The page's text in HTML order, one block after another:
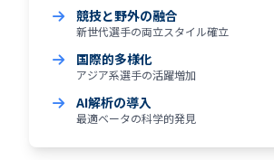
競技と野外の融合
新世代選手の両立スタイル確立
国際的多様化
アジア系選手の活躍増加
AI解析の導入
最適ベータの科学的発見